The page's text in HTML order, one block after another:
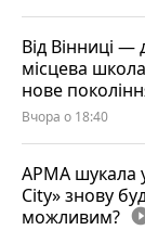
Від Вінниці
місцева
нове
Вчора о 18:40
АРМА шукала
City» знову
можливим?